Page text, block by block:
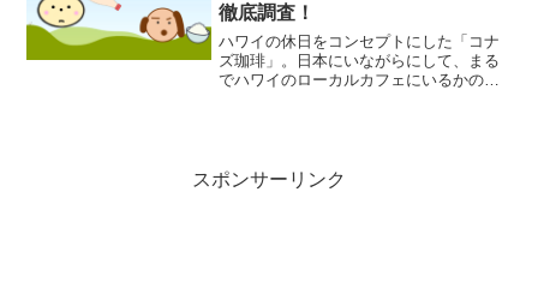
徹底調査！
ハワイの休日をコンセプトにした「コナ
ズ珈琲」。日本にいながらにして、まる
でハワイのローカルカフェにいるかのよ
スポンサーリンク